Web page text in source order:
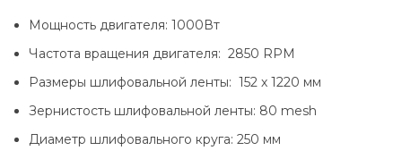
Мощность двигателя: 1000Вт
Частота вращения двигателя: 2850 RPM
Размеры шлифовальной ленты: 152 х 1220 мм
Зернистость шлифовальной ленты: 80 mesh
Диаметр шлифовального круга: 250 мм